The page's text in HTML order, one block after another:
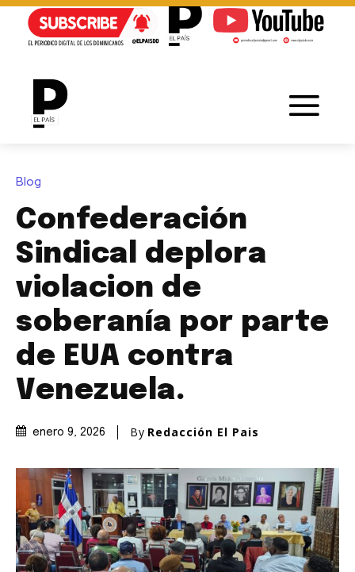
Blog
Confederación
Sindical deplora
violacion de
soberanía por parte
de EUA contra
Venezuela.
enero 9, 2026 By Redacción El Pais